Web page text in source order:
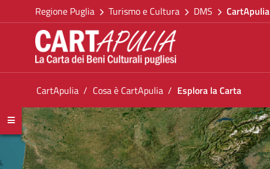
Salta al contenuto
Torna alla homepage
Vai al menu di navigazione
Vai ai contenuti
Vai al footer
Regione Puglia Turismo e Cultura DMS CartApulia
Ti trovi in:
CartApulia Cosa è CartApulia Esplora la Carta
Esplora la Carta